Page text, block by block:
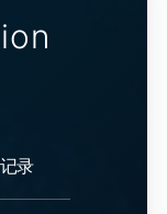
录